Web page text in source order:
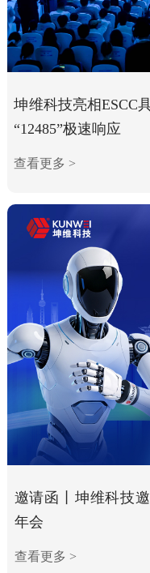
坤维科技亮相ESCC
“12485”极速响应
查看更多 >
邀请函丨坤维科技
年会
查看更多 >